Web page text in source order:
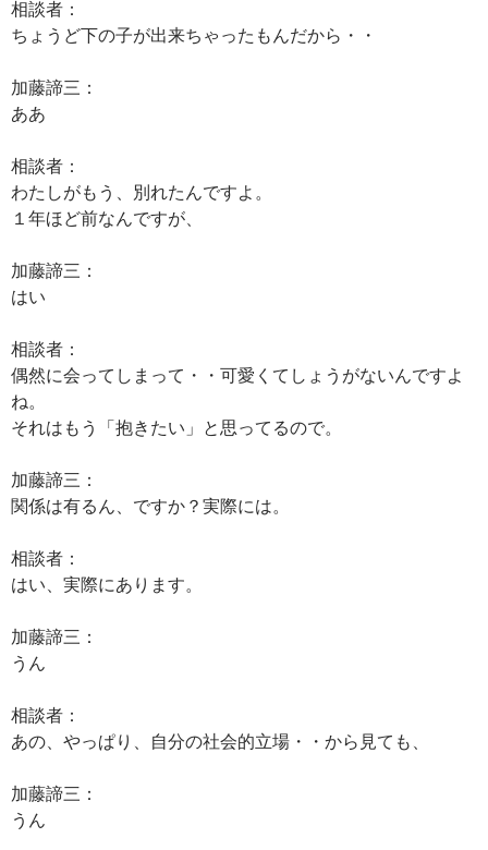
相談者：
ちょうど下の子が出来ちゃったもんだから・・
加藤諦三：
ああ
相談者：
わたしがもう、別れたんですよ。
１年ほど前なんですが、
加藤諦三：
はい
相談者：
偶然に会ってしまって・・可愛くてしょうがないんですよ
ね。
それはもう「抱きたい」と思ってるので。
加藤諦三：
関係は有るん、ですか？実際には。
相談者：
はい、実際にあります。
加藤諦三：
うん
相談者：
あの、やっぱり、自分の社会的立場・・から見ても、
加藤諦三：
うん